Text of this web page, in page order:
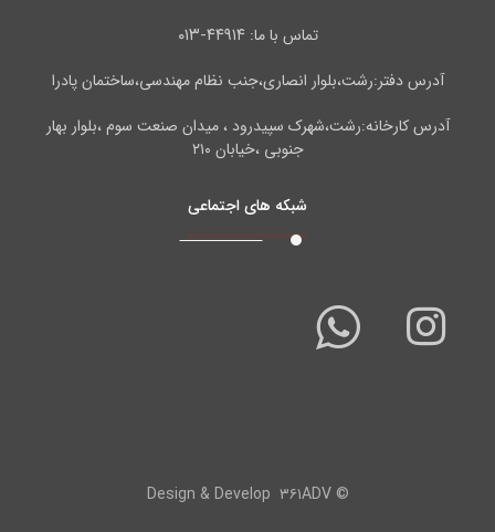
تماس با ما: ۴۴۹۱۴-۰۱۳
آدرس دفتر:رشت،بلوار انصاری،جنب نظام مهندسی،ساختمان پادرا
آدرس کارخانه:رشت،شهرک سپیدرود ، میدان صنعت سوم ،بلوار بهار
جنوبی ،خیابان ۲۱۰
شبکه های اجتماعی
© Design & Develop۳۶۱ADV